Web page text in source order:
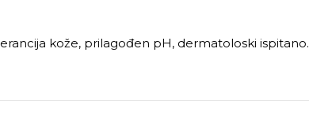
kože, prilagođen pH, dermatoloski ispitano.